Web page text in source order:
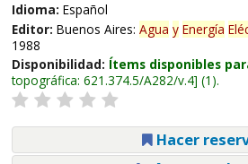
Idioma: Español
Editor: Buenos Aires: Agua y Energía
1988
Disponibilidad: Ítems disponibles
topográfica: 621.374.5/A282/v.4 (1).
Hacer